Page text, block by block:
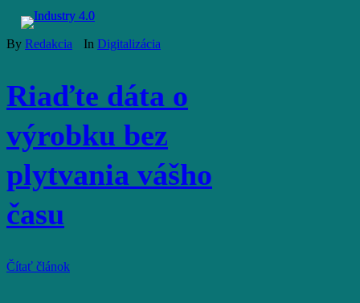
main
By Redakcia In Digitalizácia
Riaďte dáta o
výrobku bez
plytvania vášho
času
Čítať článok